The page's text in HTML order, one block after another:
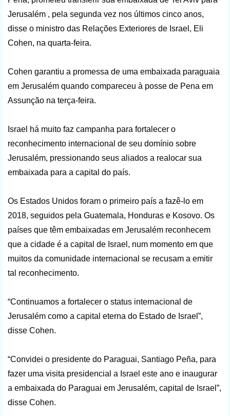
Jerusalém , pela segunda vez nos últimos cinco anos,
disse o ministro das Relações Exteriores de Israel, Eli
Cohen, na quarta-feira.
Cohen garantiu a promessa de uma embaixada paraguaia
em Jerusalém quando compareceu à posse de Pena em
Assunção na terça-feira.
Israel há muito faz campanha para fortalecer o
reconhecimento internacional de seu domínio sobre
Jerusalém, pressionando seus aliados a realocar sua
embaixada para a capital do país.
Os Estados Unidos foram o primeiro país a fazê-lo em
2018, seguidos pela Guatemala, Honduras e Kosovo. Os
países que têm embaixadas em Jerusalém reconhecem
que a cidade é a capital de Israel, num momento em que
muitos da comunidade internacional se recusam a emitir
tal reconhecimento.
“Continuamos a fortalecer o status internacional de
Jerusalém como a capital eterna do Estado de Israel”,
disse Cohen.
“Convidei o presidente do Paraguai, Santiago Peña, para
fazer uma visita presidencial a Israel este ano e inaugurar
a embaixada do Paraguai em Jerusalém, capital de Israel”,
disse Cohen.